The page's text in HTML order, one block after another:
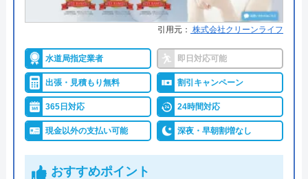
栗田裕子
修理が終わった後、再発防止のためのアドバ
イスもくれて知識も深いんだなと感動しまし
た。 あれ以来、問題なく使用できていま
道修理業者です。
が訪問するので、最短30分で駆け付けてくれます。
24時間連絡を受け付けているので、緊急のトラブル
でも安心してご依頼いただけます。
2,000円のWeb割引もあり、お得に作業を依頼でき
引用元： 株式会社クリーンライフ
水道局指定業者 即日対応可能
出張・見積もり無料 割引キャンペーン
365日対応 24時間対応
現金以外の支払い可能 深夜・早朝割増なし
おすすめポイント